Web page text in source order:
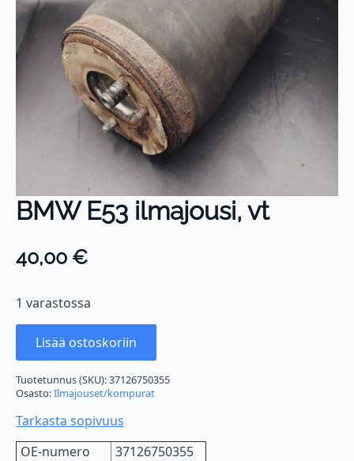
BMW E53 ilmajousi, vt
40,00 €
1 varastossa
Lisää ostoskoriin
Tuotetunnus (SKU):37126750355
Osasto:Ilmajouset/kompurat
Tarkasta sopivuus
OE-numero
37126750355